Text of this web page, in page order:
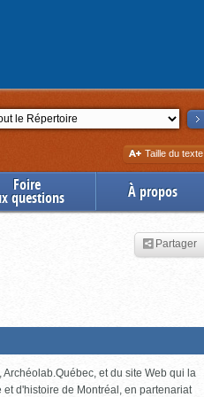
Augmenter
la
Taille du texte
Foire
questions À propos
Partager
et du site Web qui la
d'histoire de Montréal, en partenariat